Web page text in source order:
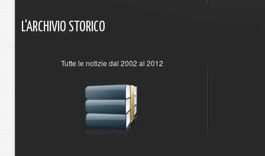
L'ARCHIVIO STORICO
Tutte le notizie dal 2002 al 2012